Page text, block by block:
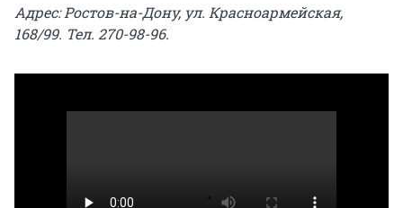
Адрес: Ростов-на-Дону, ул. Красноармейская,
168/99. Тел. 270-98-96.